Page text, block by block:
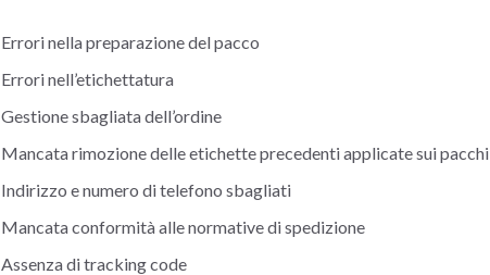
Errori nella preparazione del pacco
Errori nell’etichettatura
Gestione sbagliata dell’ordine
Mancata rimozione delle etichette precedenti applicate sui pacchi
Indirizzo e numero di telefono sbagliati
Mancata conformità alle normative di spedizione
Assenza di tracking code